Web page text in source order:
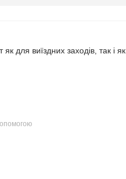
як для виїздних заходів, так і як